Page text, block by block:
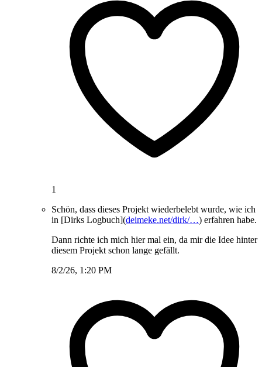
1
Schön, dass dieses Projekt wiederbelebt wurde, wie ich
in [Dirks Logbuch](deimeke.net/dirk/…) erfahren habe.
Dann richte ich mich hier mal ein, da mir die Idee hinter
diesem Projekt schon lange gefällt.
8/2/26, 1:20 PM